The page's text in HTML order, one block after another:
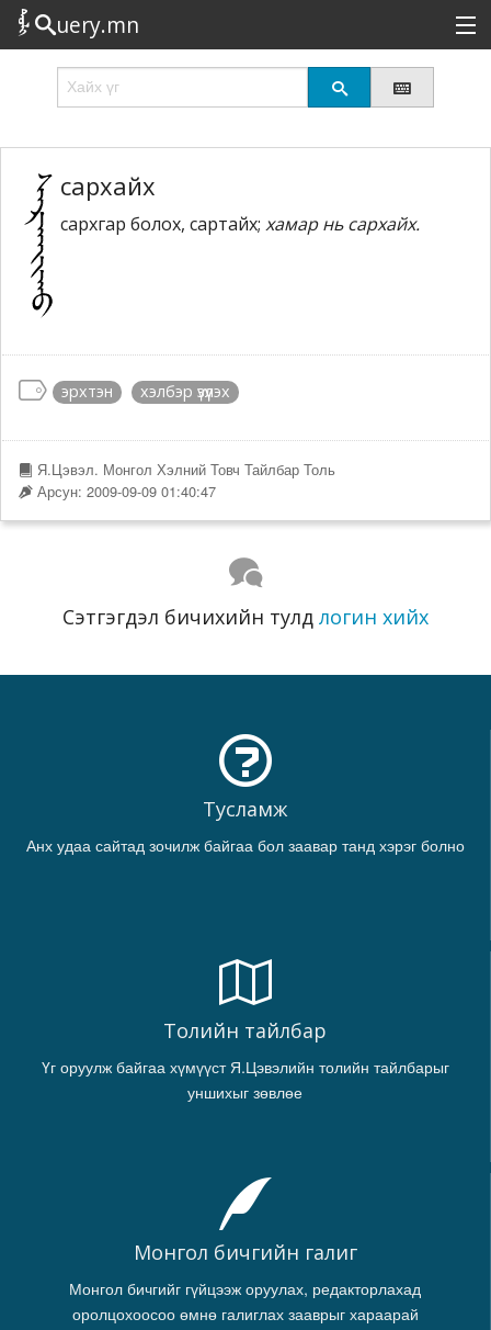
uery.mn
Сонирхолтой
Эрэлттэй
Төрөл
Татах
Логин
сархайх
сархгар болох, сартайх; хамар нь сархайх.
эрхтэн хэлбэр үзүүлэх
Я.Цэвэл. Монгол Хэлний Товч Тайлбар Толь
Арсун: 2009-09-09 01:40:47
Сэтгэгдэл бичихийн тулд логин хийх
Тусламж
Анх удаа сайтад зочилж байгаа бол заавар танд хэрэг болно
Толийн тайлбар
Үг оруулж байгаа хүмүүст Я.Цэвэлийн толийн тайлбарыг
уншихыг зөвлөе
Монгол бичгийн галиг
Монгол бичгийг гүйцээж оруулах, редакторлахад
оролцохоосоо өмнө галиглах зааврыг хараарай